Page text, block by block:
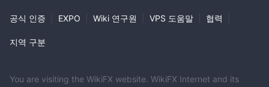
공식 인증 EXPO Wiki 연구원 VPS 도움말 협력
지역 구분
You are visiting the WikiFX website. WikiFX Internet and its